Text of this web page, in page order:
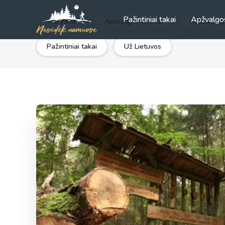
Pažintiniai takai
Visi įrašai Apžvalgos bokštai Kalbam
Pažintiniai takai Už Lietuvos